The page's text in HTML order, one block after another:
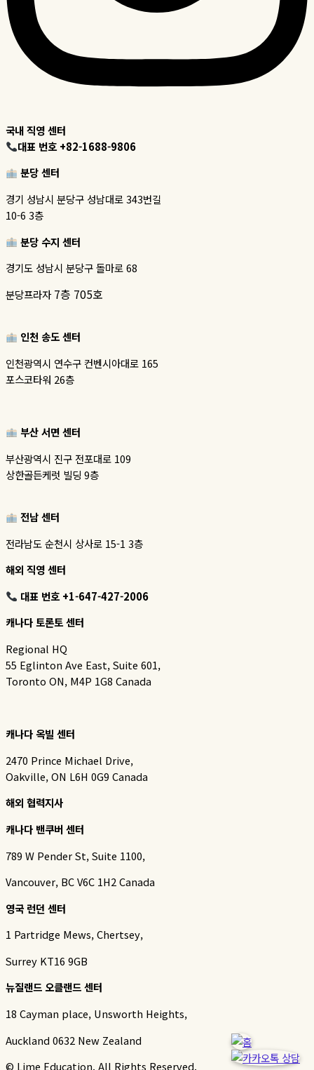
국내 직영 센터
대표 번호 +82-1688-9806
분당 센터
경기 성남시 분당구 성남대로 343번길
10-6 3층
분당 수지 센터
경기도 성남시 분당구 돌마로 68
분당프라자7층 705호
인천 송도 센터
인천광역시 연수구 컨벤시아대로 165
포스코타워 26층
부산 서면 센터
부산광역시 진구 전포대로 109
상한골든케럿 빌딩 9층
전남 센터
전라남도 순천시 상사로 15-1 3층
해외 직영 센터
대표 번호 +1-647-427-2006
캐나다 토론토 센터
Regional HQ
55 Eglinton Ave East, Suite 601,
Toronto ON, M4P 1G8 Canada
캐나다 옥빌 센터
2470 Prince Michael Drive,
Oakville, ON L6H 0G9 Canada
해외 협력지사
캐나다 밴쿠버 센터
789 W Pender St, Suite 1100,
Vancouver, BC V6C 1H2 Canada
영국 런던 센터
1 Partridge Mews, Chertsey,
Surrey KT16 9GB
뉴질랜드 오클랜드 센터
18 Cayman place, Unsworth Heights,
Auckland 0632 New Zealand
© Lime Education. All Rights Reserved.